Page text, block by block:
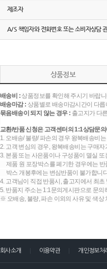
제조자
A/S 책임자와 전화번호 또는 소비자상담
상품정보
배송비 :상품정보를 확인해 주시기 바랍
배송마감 : 상품별로 배송마감시간이 다
묶음배송이 되지 않는 경우 : 출고지가 다
교환/반품 신청은 고객센터의 1:1상담문
1. 오배송/ 불량/ 파손의 경우 왕복배송비
2. 고객 변심의 경우, 왕복배송비는 구매자
3. 본품 또는 사은품이나 구성품이 멸실
제품 원 포장박스를 폐기한 경우에는 반
박스 개봉후에는 변심반품이 불가합니
4. 고객님이 직접 반품시, 출고지에서 최
5. 반품지 주소는 1:1문의게시판으로 문의
※ 오배송, 불량, 파손 이외의 사유 및 색상
회사소개 이용약관 개인정보처